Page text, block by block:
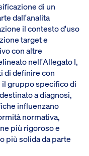
di un
dall'analita
il contesto d'uso
target e
con altre
nell'Allegato I,
di definire con
gruppo specifico di
a diagnosi,
influenzano
normativa,
più rigoroso e
più solida da parte